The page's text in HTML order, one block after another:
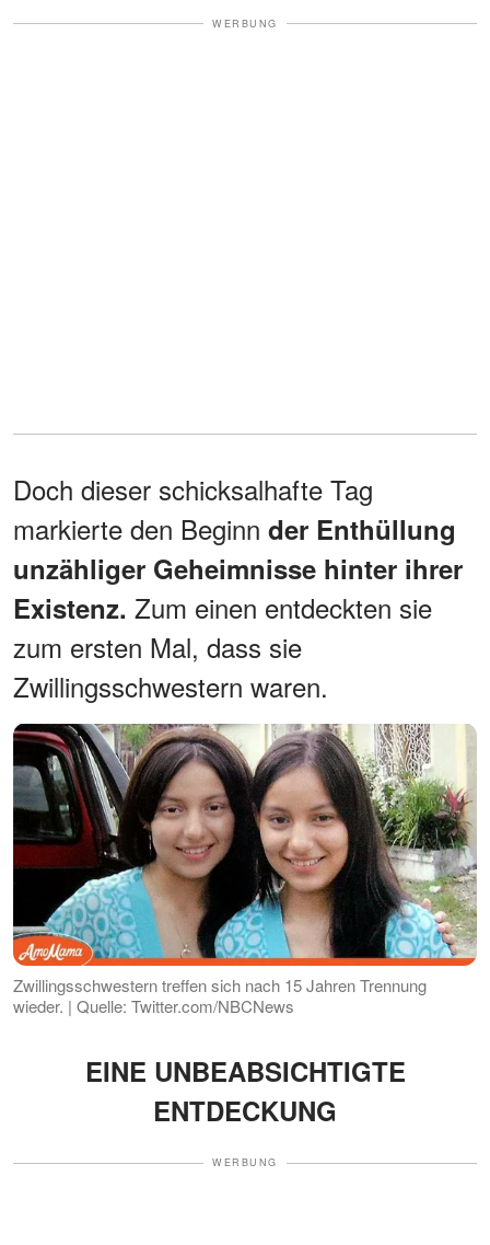
WERBUNG
Doch dieser schicksalhafte Tag
markierte den Beginn der Enthüllung
unzähliger Geheimnisse hinter ihrer
Existenz. Zum einen entdeckten sie
zum ersten Mal, dass sie
Zwillingsschwestern waren.
Zwillingsschwestern treffen sich nach 15 Jahren Trennung
wieder. | Quelle: Twitter.com/NBCNews
EINE UNBEABSICHTIGTE
ENTDECKUNG
WERBUNG